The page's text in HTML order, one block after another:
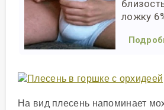
ложку
На вид плесень напоминает